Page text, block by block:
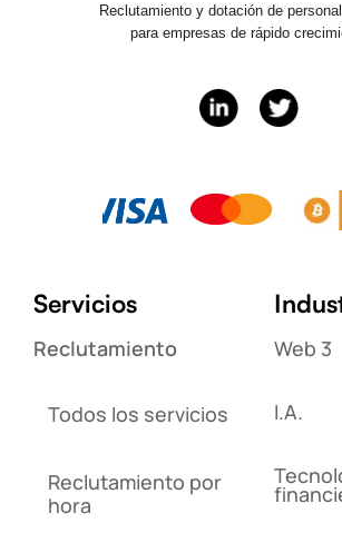
Reclutamiento y dotación de
para empresas de rápido
Servicios
Reclutamiento
Todos los servicios
Reclutamiento por
hora
Web 3
I.A.